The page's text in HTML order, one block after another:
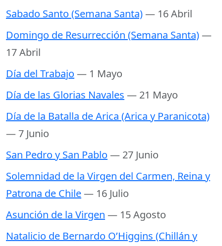
Sabado Santo (Semana Santa)— 16 Abril
Domingo de Resurrección (Semana Santa)—
17 Abril
Día del Trabajo — 1 Mayo
Día de las Glorias Navales — 21 Mayo
Día de la Batalla de Arica (Arica y Paranicota)
— 7 Junio
San Pedro y San Pablo — 27 Junio
Solemnidad de la Virgen del Carmen, Reina y
Patrona de Chile— 16 Julio
Asunción de la Virgen — 15 Agosto
Natalicio de Bernardo O’Higgins (Chillán y